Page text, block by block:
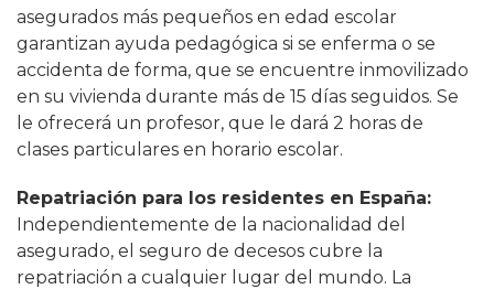
asegurados más pequeños en edad escolar
garantizan ayuda pedagógica si se enferma o se
accidenta de forma, que se encuentre inmovilizado
en su vivienda durante más de 15 días seguidos. Se
le ofrecerá un profesor, que le dará 2 horas de
clases particulares en horario escolar.
Repatriación para los residentes en España:
Independientemente de la nacionalidad del
asegurado, el seguro de decesos cubre la
repatriación a cualquier lugar del mundo. La